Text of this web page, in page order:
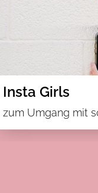
Insta Girls
zum Umgang mit